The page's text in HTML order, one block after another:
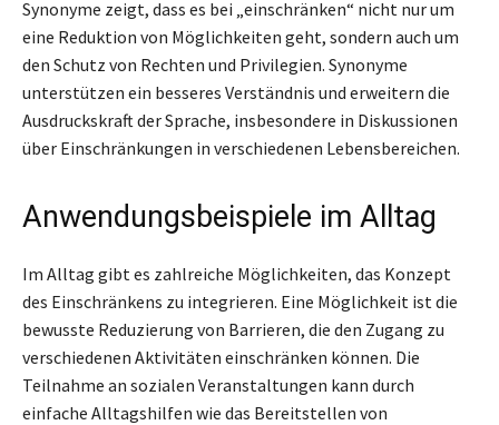
Synonyme zeigt, dass es bei „einschränken“ nicht nur um
eine Reduktion von Möglichkeiten geht, sondern auch um
den Schutz von Rechten und Privilegien. Synonyme
unterstützen ein besseres Verständnis und erweitern die
Ausdruckskraft der Sprache, insbesondere in Diskussionen
über Einschränkungen in verschiedenen Lebensbereichen.
Anwendungsbeispiele im Alltag
Im Alltag gibt es zahlreiche Möglichkeiten, das Konzept
des Einschränkens zu integrieren. Eine Möglichkeit ist die
bewusste Reduzierung von Barrieren, die den Zugang zu
verschiedenen Aktivitäten einschränken können. Die
Teilnahme an sozialen Veranstaltungen kann durch
einfache Alltagshilfen wie das Bereitstellen von